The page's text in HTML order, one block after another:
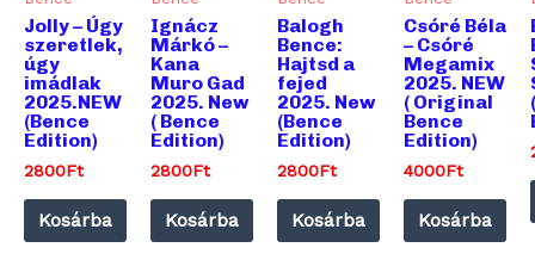
Jolly – Úgy
szeretlek,
úgy
imádlak
2025.NEW
(Bence
Edition)
2800Ft
Kosárba
Ignácz
Márkó –
Kana
Muro Gad
2025. New
( Bence
Edition)
2800Ft
Kosárba
Balogh
Bence:
Hajtsd a
fejed
2025. New
(Bence
Edition)
2800Ft
Kosárba
Csóré Béla
– Csóré
Megamix
2025. NEW
( Original
Bence
Edition)
4000Ft
Kosárba